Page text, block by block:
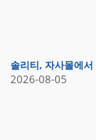
솔리티, 자사몰에서
2026-08-05